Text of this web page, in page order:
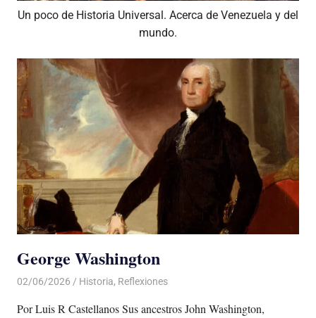
Un poco de Historia Universal. Acerca de Venezuela y del
mundo.
George Washington
02/06/2026 De todo un Poco
Historia, Reflexiones
Por Luis R Castellanos Sus ancestros John Washington,